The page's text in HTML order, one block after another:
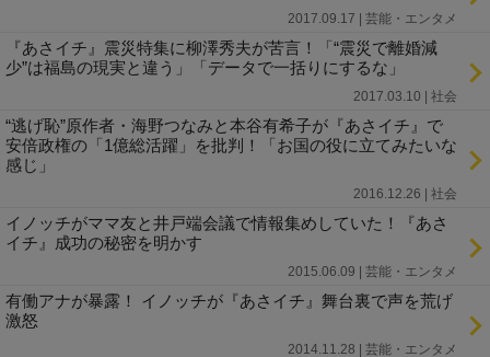
2017.09.17 | 芸能・エンタメ
『あさイチ』震災特集に柳澤秀夫が苦言！「“震災で離婚減
少”は福島の現実と違う」「データで一括りにするな」
2017.03.10 | 社会
“逃げ恥”原作者・海野つなみと本谷有希子が『あさイチ』で
安倍政権の「1億総活躍」を批判！「お国の役に立てみたいな
感じ」
2016.12.26 | 社会
イノッチがママ友と井戸端会議で情報集めしていた！『あさ
イチ』成功の秘密を明かす
2015.06.09 | 芸能・エンタメ
有働アナが暴露！ イノッチが『あさイチ』舞台裏で声を荒げ
激怒
2014.11.28 | 芸能・エンタメ